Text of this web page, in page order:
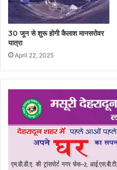
30 जून से शुरू होगी कैलाश मानसरोवर
यात्रा
April 22, 2025